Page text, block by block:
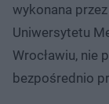
wykonana
Uniwersytetu
Wrocławiu, nie
bezpośrednio